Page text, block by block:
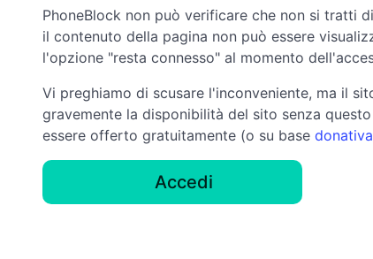
PhoneBlock non può verificare che non si tratti
il contenuto della pagina non può essere
l'opzione "resta connesso" al momento
Vi preghiamo di scusare l'inconveniente, ma il
gravemente la disponibilità del sito senza
essere offerto gratuitamente (o su base donativa
Accedi